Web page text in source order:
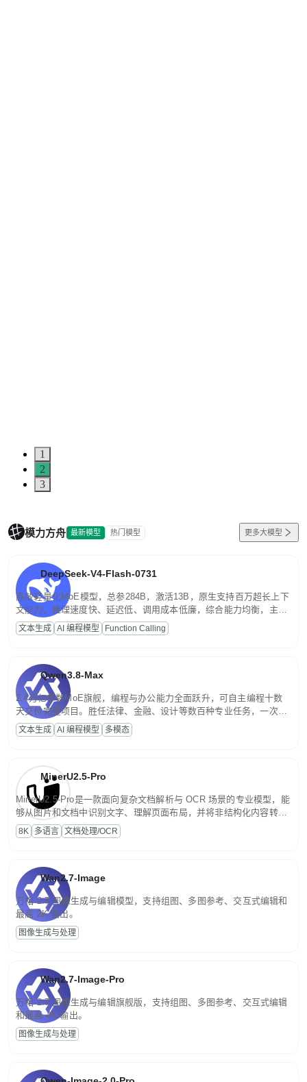
1
2
3
模力方舟 最新模型 热门模型 更多大模型
DeepSeek-V4-Flash-0731
高效轻量化MoE模型，总参284B，激活13B，原生支持百万超长上下
文能力。推理速度快、延迟低、调用成本低廉，综合能力均衡，主打
高并发、轻量化任务，适合日常对话、内容创作、基础 RAG、批量
文案处理等普惠刚需场景。
文本生成 AI 编程模型 Function Calling
Qwen3.8-Max
2.4万亿参数MoE旗舰，编程与办公能力全面跃升，可自主编程十数
天交付完整项目。胜任法律、金融、设计等数百种专业任务，一次对
话端到端交付生产级成果。原生视觉理解贯穿规划、执行与验证全流
程，支持超长文档与长视频的深度语义解析。长程任务中自主规划与
文本生成 AI 编程模型 多模态
MinerU2.5-Pro
MinerU2.5-Pro是一款面向复杂文档解析与 OCR 场景的专业模型，能
够从图片和文档中识别文字、理解页面布局，并将非结构化内容转换
为便于存储、检索和二次处理的结构化结果。
8K 多语言 文档处理/OCR
Wan2.7-Image
万相 2.7 图像生成与编辑模型，支持组图、多图参考、交互式编辑和
最高 2K 输出。
图像生成与处理
Wan2.7-Image-Pro
万相 2.7 图像生成与编辑旗舰版，支持组图、多图参考、交互式编辑
和最高 4K 输出。
图像生成与处理